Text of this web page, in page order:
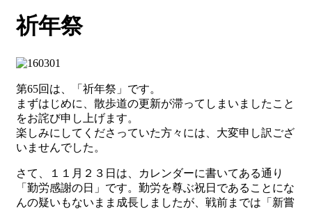
祈年祭
第65回は、「祈年祭」です。
まずはじめに、散歩道の更新が滞ってしまいましたこと
をお詫び申し上げます。
楽しみにしてくださっていた方々には、大変申し訳ござ
いませんでした。
さて、１１月２３日は、カレンダーに書いてある通り
「勤労感謝の日」です。勤労を尊ぶ祝日であることにな
んの疑いもないまま成長しましたが、戦前までは「新嘗